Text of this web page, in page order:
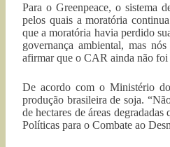
Para o Greenpeace, o sistema
pelos quais a moratória
que a moratória havia perdido
governança ambiental, mas
afirmar que o CAR ainda não foi
De acordo com o Ministério
produção brasileira de soja.
de hectares de áreas
Políticas para o Combate ao